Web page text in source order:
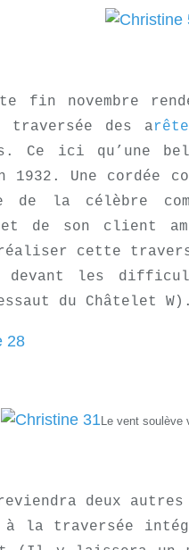
fin novembre
des a
Ce ici qu’une
1932. Une cordée
de la célèbre
de son client
cette
devant les
du Châtelet W).
Le vent soulève
deux
à la traversée